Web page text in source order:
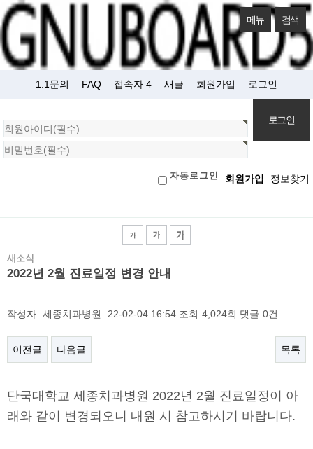
메뉴 검색
1:1문의 FAQ 접속자 4 새글 회원가입 로그인
원
로
자동로그인 회원가입 정보찾기
새소식
2022년 2월 진료일정 변경 안내
작성자 세종치과병원 22-02-04 16:54 조회 4,024회 댓글 0건
이전글 다음글 목록
본문
단국대학교 세종치과병원 2022년 2월 진료일정이 아
래와 같이 변경되오니 내원 시 참고하시기 바랍니다.